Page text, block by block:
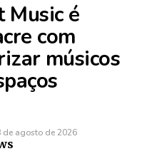
Music é
com
músicos
de agosto de 2026